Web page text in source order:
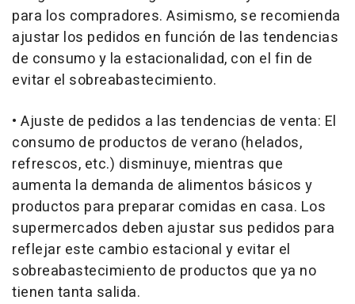
para los compradores. Asimismo, se recomienda
ajustar los pedidos en función de las tendencias
de consumo y la estacionalidad, con el fin de
evitar el sobreabastecimiento.
• Ajuste de pedidos a las tendencias de venta: El
consumo de productos de verano (helados,
refrescos, etc.) disminuye, mientras que
aumenta la demanda de alimentos básicos y
productos para preparar comidas en casa. Los
supermercados deben ajustar sus pedidos para
reflejar este cambio estacional y evitar el
sobreabastecimiento de productos que ya no
tienen tanta salida.